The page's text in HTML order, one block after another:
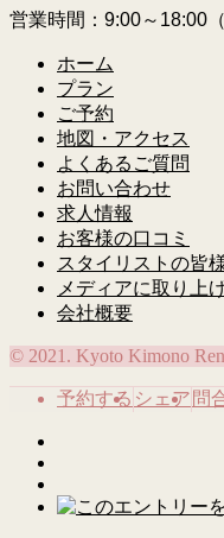
営業時間：9:00～18:00
ホーム
プラン
ご予約
地図・アクセス
よくあるご質問
お問い合わせ
求人情報
お客様の口コミ
スタイリストの皆
メディアに取り上
会社概要
© 2021. Kyoto Kimono
予約する シェア 問